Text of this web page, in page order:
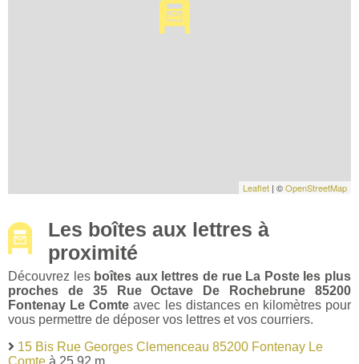
Leaflet | ©OpenStreetMap
Les boîtes aux lettres à
proximité
Découvrez les boîtes aux lettres de rue La Poste les plus
proches de 35 Rue Octave De Rochebrune 85200
Fontenay Le Comte avec les distances en kilomètres pour
vous permettre de déposer vos lettres et vos courriers.
15 Bis Rue Georges Clemenceau 85200 Fontenay Le
Comte à 25,92 m